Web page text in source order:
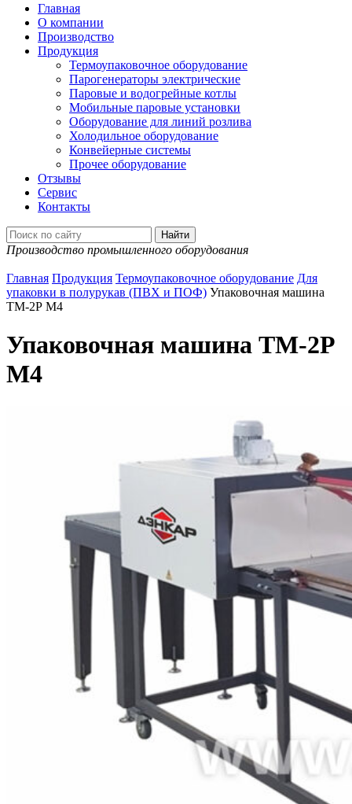
Главная
О компании
Производство
Продукция
Термоупаковочное оборудование
Парогенераторы электрические
Паровые и водогрейные котлы
Мобильные паровые установки
Оборудование для линий розлива
Холодильное оборудование
Конвейерные системы
Прочее оборудование
Отзывы
Сервис
Контакты
Производство промышленного оборудования
Главная Продукция Термоупаковочное оборудование Для
упаковки в полурукав (ПВХ и ПОФ) Упаковочная машина
ТМ-2Р М4
Упаковочная машина ТМ-2Р
М4